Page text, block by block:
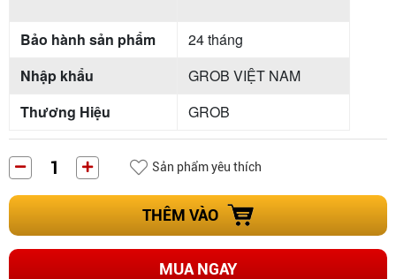
Bảo hành sản phẩm
24 tháng
Nhập khẩu
GROB VIỆT NAM
Thương Hiệu
GROB
Sản phẩm yêu thích
THÊM VÀO
MUA NGAY